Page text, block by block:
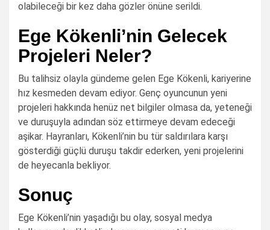
olabileceği bir kez daha gözler önüne serildi.
Ege Kökenli’nin Gelecek
Projeleri Neler?
Bu talihsiz olayla gündeme gelen Ege Kökenli, kariyerine
hız kesmeden devam ediyor. Genç oyuncunun yeni
projeleri hakkında henüz net bilgiler olmasa da, yeteneği
ve duruşuyla adından söz ettirmeye devam edeceği
aşikar. Hayranları, Kökenli’nin bu tür saldırılara karşı
gösterdiği güçlü duruşu takdir ederken, yeni projelerini
de heyecanla bekliyor.
Sonuç
Ege Kökenli’nin yaşadığı bu olay, sosyal medya